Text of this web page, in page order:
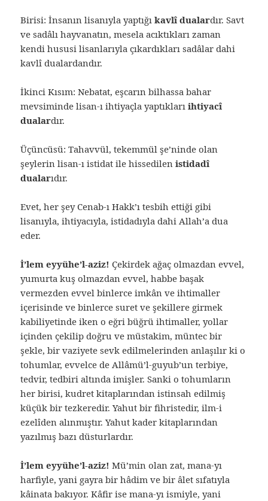
Birisi: İnsanın lisanıyla yaptığıkavlî dualardır. Savt
ve sadâlı hayvanatın, mesela acıktıkları zaman
kendi hususi lisanlarıyla çıkardıkları sadâlar dahi
kavlî dualardandır.
İkinci Kısım: Nebatat, eşcarın bilhassa bahar
mevsiminde lisan-ı ihtiyaçla yaptıklarıihtiyacî
dualardır.
Üçüncüsü: Tahavvül, tekemmül şe’ninde olan
şeylerin lisan-ı istidat ile hissedilenistidadî
dualarıdır.
Evet, her şey Cenab-ı Hakk’ı tesbih ettiği gibi
lisanıyla, ihtiyacıyla, istidadıyla dahi Allah’a dua
eder.
İ’lem eyyühe’l-aziz! Çekirdek ağaç olmazdan evvel,
yumurta kuş olmazdan evvel, habbe başak
vermezden evvel binlerce imkân ve ihtimaller
içerisinde ve binlerce suret ve şekillere girmek
kabiliyetinde iken o eğri büğrü ihtimaller, yollar
içinden çekilip doğru ve müstakim, müntec bir
şekle, bir vaziyete sevk edilmelerinden anlaşılır ki o
tohumlar, evvelce de Allâmü’l-guyub’un terbiye,
tedvir, tedbiri altında imişler. Sanki o tohumların
her birisi, kudret kitaplarından istinsah edilmiş
küçük bir tezkeredir. Yahut bir fihristedir, ilm-i
ezelîden alınmıştır. Yahut kader kitaplarından
yazılmış bazı düsturlardır.
İ’lem eyyühe’l-aziz! Mü’min olan zat, mana-yı
harfiyle, yani gayra bir hâdim ve bir âlet sıfatıyla
kâinata bakıyor. Kâfir ise mana-yı ismiyle, yani